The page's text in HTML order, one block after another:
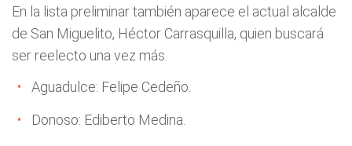
En la lista preliminar también aparece el actual alcalde
de San Miguelito, Héctor Carrasquilla, quien buscará
ser reelecto una vez más.
Aguadulce: Felipe Cedeño.
Donoso: Ediberto Medina.